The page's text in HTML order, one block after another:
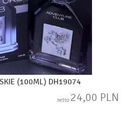
(100ML) DH19074
netto 24,00 PLN